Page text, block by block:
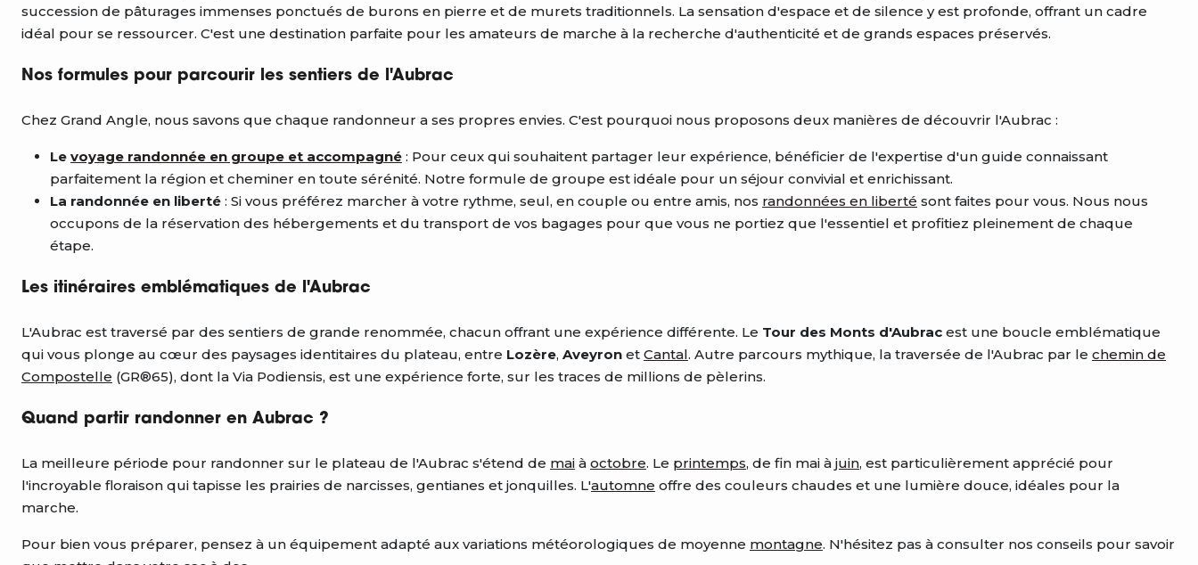
succession de pâturages immenses ponctués de burons en pierre et de murets traditionnels. La sensation d'espace et de silence y est profonde, offrant un cadre
idéal pour se ressourcer. C'est une destination parfaite pour les amateurs de marche à la recherche d'authenticité et de grands espaces préservés.
Nos formules pour parcourir les sentiers de l'Aubrac
Chez Grand Angle, nous savons que chaque randonneur a ses propres envies. C'est pourquoi nous proposons deux manières de découvrir l'Aubrac :
Le voyage randonnée en groupe et accompagné : Pour ceux qui souhaitent partager leur expérience, bénéficier de l'expertise d'un guide connaissant
parfaitement la région et cheminer en toute sérénité. Notre formule de groupe est idéale pour un séjour convivial et enrichissant.
La randonnée en liberté : Si vous préférez marcher à votre rythme, seul, en couple ou entre amis, nos randonnées en liberté sont faites pour vous. Nous nous
occupons de la réservation des hébergements et du transport de vos bagages pour que vous ne portiez que l'essentiel et profitiez pleinement de chaque
étape.
Les itinéraires emblématiques de l'Aubrac
L'Aubrac est traversé par des sentiers de grande renommée, chacun offrant une expérience différente. Le Tour des Monts d'Aubrac est une boucle emblématique
qui vous plonge au cœur des paysages identitaires du plateau, entre Lozère, Aveyron et Cantal. Autre parcours mythique, la traversée de l'Aubrac par le chemin de
Compostelle (GR®65), dont la Via Podiensis, est une expérience forte, sur les traces de millions de pèlerins.
Quand partir randonner en Aubrac ?
La meilleure période pour randonner sur le plateau de l'Aubrac s'étend de mai à octobre. Le printemps, de fin mai à juin, est particulièrement apprécié pour
l'incroyable floraison qui tapisse les prairies de narcisses, gentianes et jonquilles. L'automne offre des couleurs chaudes et une lumière douce, idéales pour la
marche.
Pour bien vous préparer, pensez à un équipement adapté aux variations météorologiques de moyenne montagne. N'hésitez pas à consulter nos conseils pour savoir